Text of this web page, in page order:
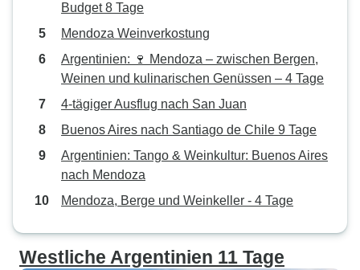
Budget 8 Tage
Mendoza Weinverkostung
Argentinien: 🍷 Mendoza – zwischen Bergen,
Weinen und kulinarischen Genüssen – 4 Tage
4-tägiger Ausflug nach San Juan
Buenos Aires nach Santiago de Chile 9 Tage
Argentinien: Tango & Weinkultur: Buenos Aires
nach Mendoza
Mendoza, Berge und Weinkeller - 4 Tage
Westliche Argentinien 11 Tage